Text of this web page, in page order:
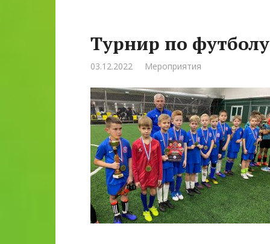
Турнир по футболу
03.12.2022 Мероприятия